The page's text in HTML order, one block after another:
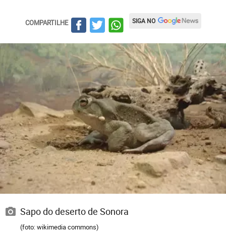
COMPARTILHE SIGA NO
Sapo do deserto de Sonora
(foto: wikimedia commons)